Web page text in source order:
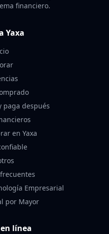
financiero.
Yaxa
paga después
en Yaxa
Empresarial
por Mayor
línea